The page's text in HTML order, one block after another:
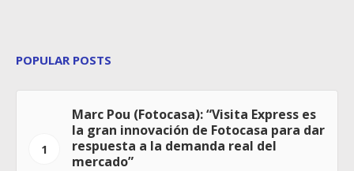
POPULAR POSTS
1
Marc Pou (Fotocasa): “Visita Express es
la gran innovación de Fotocasa para dar
respuesta a la demanda real del
mercado”